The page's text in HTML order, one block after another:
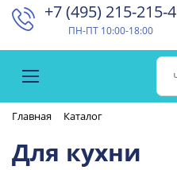
+7 (495) 215-215-4⁠
ПН-ПТ 10:00-18:00
Главная Каталог
Для кухни